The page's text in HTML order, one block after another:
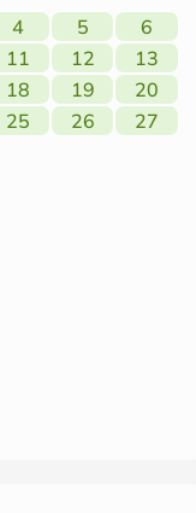
4 5
6
11 12
13
18 19
20
25 26
27